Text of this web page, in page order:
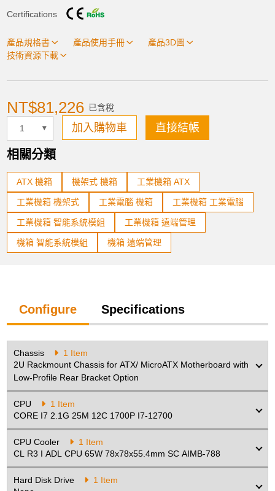
Certifications
產品規格書 產品使用手冊
產品3D圖
技術資源下載
NT$81,226 已含稅
加入購物車 直接結帳
相關分類
ATX 機箱 機架式 機箱 工業機箱 ATX
工業機箱 機架式 工業電腦 機箱 工業機箱 工業電腦
工業機箱 智能系統模組 工業機箱 遠端管理
機箱 智能系統模組 機箱 遠端管理
加入購物車
產品已加入購物車
Configure Specifications
Chassis
1 Item
2U Rackmount Chassis for ATX/ MicroATX Motherboard with
Low-Profile Rear Bracket Option
CPU
1 Item
CORE I7 2.1G 25M 12C 1700P I7-12700
CPU Cooler
1 Item
CL R3 I ADL CPU 65W 78x78x55.4mm SC AIMB-788
Hard Disk Drive
1 Item
None
RAID Card
Solid State Disk
晶片
Power Cord
None
On Site Service-1yr/5day/8hr Next
Working Day
Riser Card
none